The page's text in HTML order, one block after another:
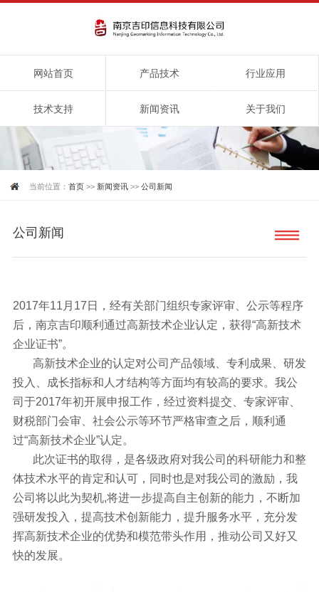
网站首页 产品技术 行业应用
技术支持 新闻资讯 关于我们
当前位置：首页 >> 新闻资讯 >>公司新闻
公司新闻
2017年11月17日，经有关部门组织专家评审、公示等程序
后，南京吉印顺利通过高新技术企业认定，获得“高新技术
企业证书”。
高新技术企业的认定对公司产品领域、专利成果、研发
投入、成长指标和人才结构等方面均有较高的要求。我公
司于2017年初开展申报工作，经过资料提交、专家评审、
财税部门会审、社会公示等环节严格审查之后，顺利通
过“高新技术企业”认定。
此次证书的取得，是各级政府对我公司的科研能力和整
体技术水平的肯定和认可，同时也是对我公司的激励，我
公司将以此为契机,将进一步提高自主创新的能力，不断加
强研发投入，提高技术创新能力，提升服务水平，充分发
挥高新技术企业的优势和模范带头作用，推动公司又好又
快的发展。